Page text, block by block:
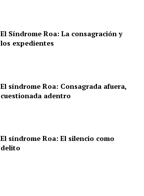
El Síndrome Roa: La consagración y
los expedientes
El síndrome Roa: Consagrada afuera,
cuestionada adentro
El síndrome Roa: El silencio como
delito